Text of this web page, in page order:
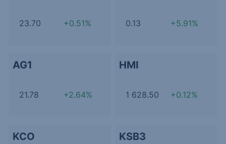
23.70 +0.51% 0.13 +5.91%
AG1
21.78 +2.64%
HMI
1 628.50 +0.12%
KCO KSB3